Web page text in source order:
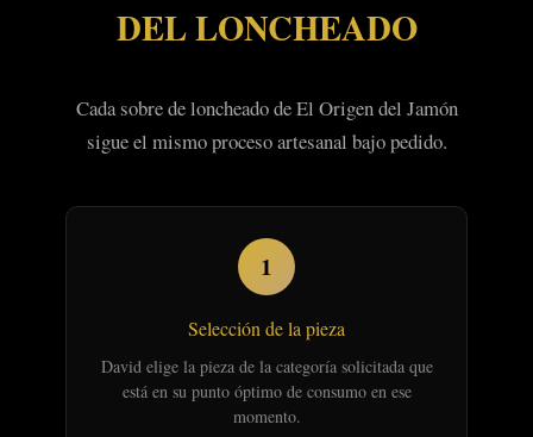
DEL LONCHEADO
Cada sobre de loncheado de El Origen del Jamón
sigue el mismo proceso artesanal bajo pedido.
1
Selección de la pieza
David elige la pieza de la categoría solicitada que
está en su punto óptimo de consumo en ese
momento.